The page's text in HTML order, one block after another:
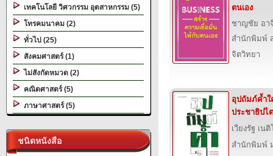
เทคโนโลยี วิศวกรรม อุตสาหกรรม (5)
โทรคมนาคม (2)
ทั่วไป (25)
สังคมศาสตร์ (1)
ไม่สังกัดหมวด (2)
คณิตศาสตร์ (5)
ภาษาศาสตร์ (5)
ชนิดหนังสือ
ตนเอง
ชาญชัย อา
สำนักพิมพ์
จิตวิทยา
อุปถัมภ์ค้ำใ
ประชาธิปไ
เวียงรัฐ เน
สำนักพิมพ์